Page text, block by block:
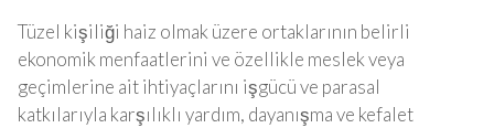
Tüzel kişiliği haiz olmak üzere ortaklarının belirli
ekonomik menfaatlerini ve özellikle meslek veya
geçimlerine ait ihtiyaçlarını işgücü ve parasal
katkılarıyla karşılıklı yardım, dayanışma ve kefalet